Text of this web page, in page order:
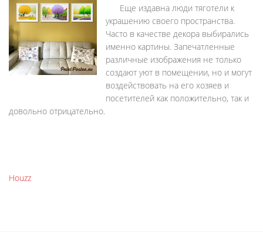
Еще издавна люди тяготели к
украшению своего пространства.
Часто в качестве декора выбирались
именно картины. Запечатленные
различные изображения не только
создают уют в помещении, но и могут
воздействовать на его хозяев и
посетителей как положительно, так и
довольно отрицательно.
Houzz